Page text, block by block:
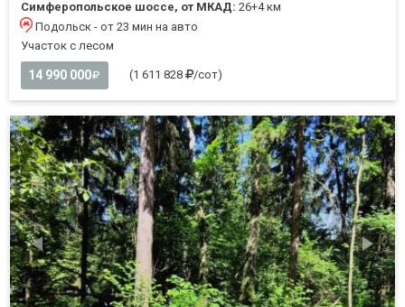
Симферопольское шоссе, от МКАД: 26+4 км
Подольск - от 23 мин на авто
Участок с лесом
14 990 000 (1 611 828 /сот)